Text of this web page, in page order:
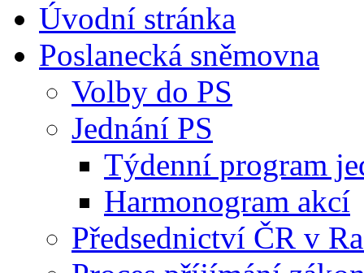
Úvodní stránka
Poslanecká sněmovna
Volby do PS
Jednání PS
Týdenní program
Harmonogram akcí
Předsednictví ČR v